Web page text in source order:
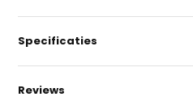
Specificaties
Reviews